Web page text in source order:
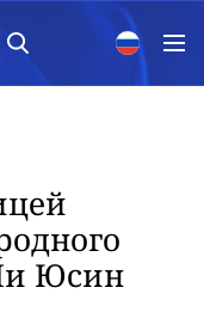
Юсин